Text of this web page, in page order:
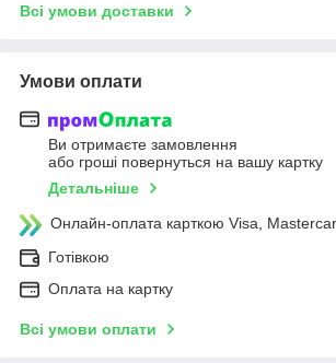
Всі умови доставки
Умови оплати
Ви отримаєте замовлення
або гроші повернуться на вашу картку
Детальніше
Онлайн-оплата карткою Visa,
Готівкою
Оплата на картку
Всі умови оплати